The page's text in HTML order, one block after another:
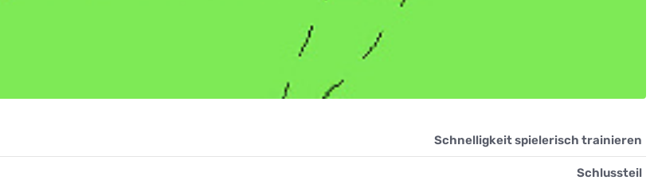
Schnelligkeit spielerisch trainieren
Schlussteil